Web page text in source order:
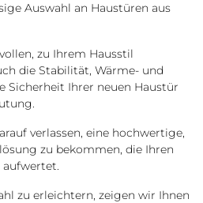
Auswahl an Haustüren aus
zu Ihrem Hausstil
die Stabilität, Wärme- und
Sicherheit Ihrer neuen Haustür
verlassen, eine hochwertige,
zu bekommen, die Ihren
zu erleichtern, zeigen wir Ihnen